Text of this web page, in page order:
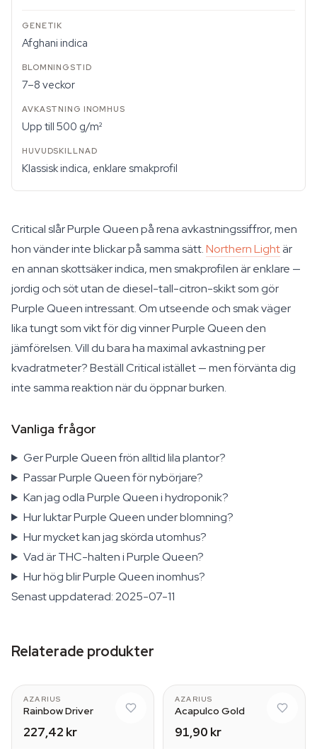
Afghani indica
7–8 veckor
Upp till 500 g/m²
Klassisk indica, enklare smakprofil
Critical slår Purple Queen på rena avkastningssiffror, men
hon vänder inte blickar på samma sätt.Northern Lightär
en annan skottsäker indica, men smakprofilen är enklare —
jordig och söt utan de diesel-tall-citron-skikt som gör
Purple Queen intressant. Om utseende och smak väger
lika tungt som vikt för dig vinner Purple Queen den
jämförelsen. Vill du bara ha maximal avkastning per
kvadratmeter? Beställ Critical istället — men förvänta dig
inte samma reaktion när du öppnar burken.
Vanliga frågor
Ger Purple Queen frön alltid lila plantor?
Passar Purple Queen för nybörjare?
Kan jag odla Purple Queen i hydroponik?
Hur luktar Purple Queen under blomning?
Hur mycket kan jag skörda utomhus?
Vad är THC-halten i Purple Queen?
Hur hög blir Purple Queen inomhus?
Senast uppdaterad: 2025-07-11
Relaterade produkter
AZARIUS
Rainbow Driver
227,42 kr
AZARIUS
Acapulco Gold
91,90 kr